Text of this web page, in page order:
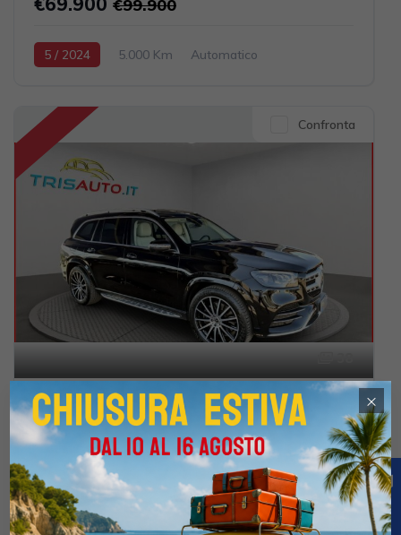
€99.900
5 / 2024 5.000 Km
Automatico
1995cc 300CV / 221KW
Confronta
MERCEDES GLS 350 3.0 d Aut. Premium Plus 7 Posti (TETTO PANORAMICO APRIBILE)
€59.500€151.900
5 / 2022 98.045 Km Automatico
Diesel
Nero
5-porte 2925cc 286CV / 210KW
×